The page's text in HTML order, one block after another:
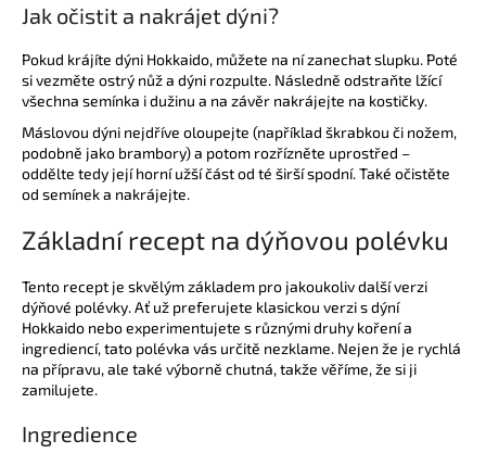
Jak očistit a nakrájet dýni?
Pokud krájíte dýni Hokkaido, můžete na ní zanechat slupku. Poté
si vezměte ostrý nůž a dýni rozpulte. Následně odstraňte lžící
všechna semínka i dužinu a na závěr nakrájejte na kostičky.
Máslovou dýni nejdříve oloupejte (například škrabkou či nožem,
podobně jako brambory) a potom rozřízněte uprostřed –
oddělte tedy její horní užší část od té širší spodní. Také očistěte
od semínek a nakrájejte.
Základní recept na dýňovou polévku
Tento recept je skvělým základem pro jakoukoliv další verzi
dýňové polévky. Ať už preferujete klasickou verzi s dýní
Hokkaido nebo experimentujete s různými druhy koření a
ingrediencí, tato polévka vás určitě nezklame. Nejen že je rychlá
na přípravu, ale také výborně chutná, takže věříme, že si ji
zamilujete.
Ingredience